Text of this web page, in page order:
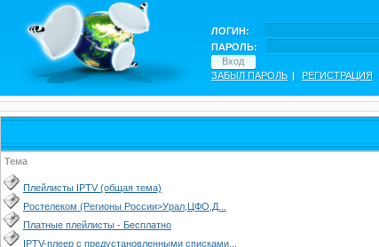
ЛОГИН:
ПАРОЛЬ:
ЗАБЫЛ ПАРОЛЬ | РЕГИСТРАЦИЯ
Тема
Плейлисты IPTV (общая тема)
Ростелеком (Регионы России>Урал,ЦФО,Д...
Платные плейлисты - Бесплатно
IPTV-плеер с предустановленными списками...